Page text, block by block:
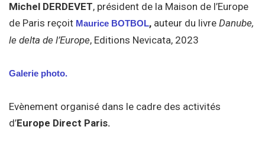
Michel DERDEVET, président de la Maison de l’Europe
de Paris reçoit Maurice BOTBOL, auteur du livre Danube,
le delta de l’Europe, Editions Nevicata, 2023
Galerie photo.
Evènement organisé dans le cadre des activités
d’Europe Direct Paris.